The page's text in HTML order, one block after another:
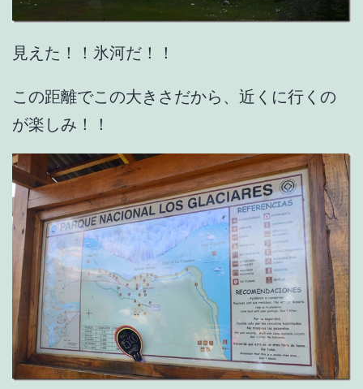
見えた！！氷河だ！！
この距離でこの大きさだから、近くに行くの
が楽しみ！！